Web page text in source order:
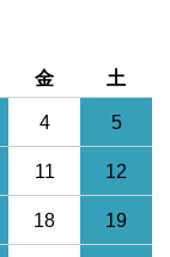
金 土
4 5
11 12
18 19